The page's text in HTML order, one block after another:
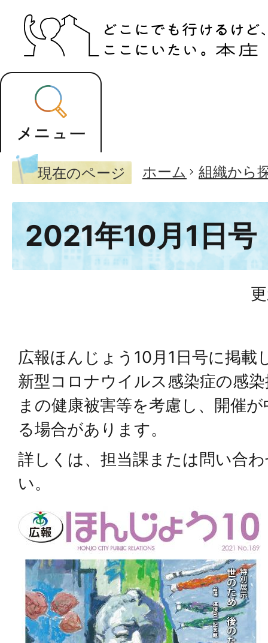
現在のページ ホーム 組織から
2021年10月1日号
広報ほんじょう10月1日号に掲載
新型コロナウイルス感染症の感
まの健康被害等を考慮し、開催
る場合があります。
詳しくは、担当課または問い合
い。